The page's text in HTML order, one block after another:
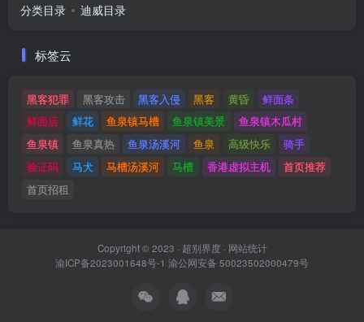
分类目录 迪威目录
标签云
黑客犯罪 黑客攻击 黑客入侵 黑客 黄昏
鲜面条
鲜面店
鲜花 鱼泉镇马槽 鱼泉镇美景
鱼泉镇木瓜村
鱼泉镇
鱼泉真热 鱼泉汤溪河 鱼泉 高级快乐
骑手
验证码
马犬 马槽汤溪河 马槽 香港虚拟主机
首页推荐
首页招租
Copyright © 2023 · 超别界度· 网站统计
渝ICP备2023001648号-1 渝公网安备 50023502000479号